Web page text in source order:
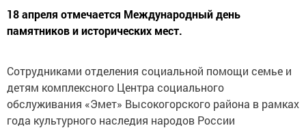
18 апреля отмечается Международный день
памятников и исторических мест.
Сотрудниками отделения социальной помощи семье и
детям комплексного Центра социального
обслуживания «Эмет» Высокогорского района в рамках
года культурного наследия народов России